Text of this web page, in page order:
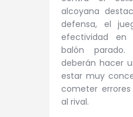
alcoyana
defensa, el
efectividad en
balón
deberán hacer
estar muy
cometer
al rival.